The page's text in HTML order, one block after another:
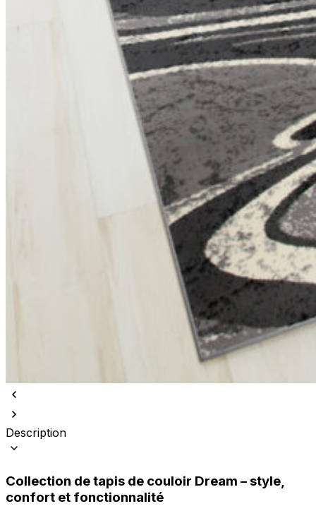
Description
Collection de tapis de couloir Dream – style,
confort et fonctionnalité